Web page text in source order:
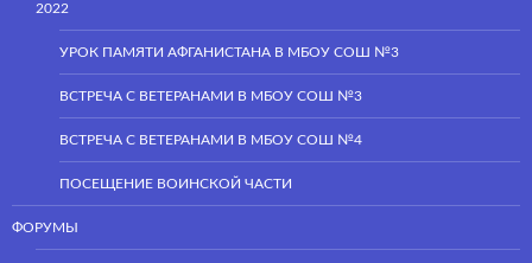
2022
УРОК ПАМЯТИ АФГАНИСТАНА В МБОУ СОШ №3
ВСТРЕЧА С ВЕТЕРАНАМИ В МБОУ СОШ №3
ВСТРЕЧА С ВЕТЕРАНАМИ В МБОУ СОШ №4
ПОСЕЩЕНИЕ ВОИНСКОЙ ЧАСТИ
ФОРУМЫ